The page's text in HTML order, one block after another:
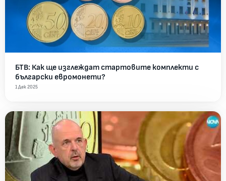
БТВ: Как ще изглеждат стартовите комплекти с
български евромонети?
1 Дек 2025